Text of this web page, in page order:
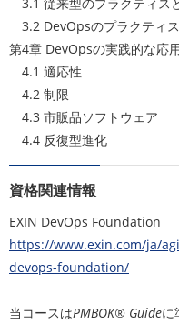
3.2 DevOpsのプラクティス
第4章 DevOpsの実践的な応
4.1 適応性
4.2 制限
4.3 市販品ソフトウェア
4.4 反復型進化
資格関連情報
EXIN DevOps Foundation
https://www.exin.com/ja/
devops-foundation/
当コースはPMBOK® Guideに